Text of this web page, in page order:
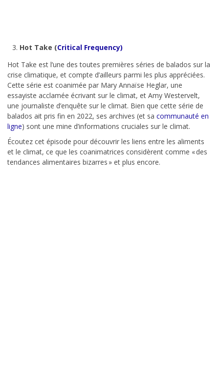
Hot Take (Critical Frequency)
Hot Take est l’une des toutes premières séries de balados sur la
crise climatique, et compte d’ailleurs parmi les plus appréciées.
Cette série est coanimée par Mary Annaïse Heglar, une
essayiste acclamée écrivant sur le climat, et Amy Westervelt,
une journaliste d’enquête sur le climat. Bien que cette série de
balados ait pris fin en 2022, ses archives (et sa communauté en
ligne) sont une mine d’informations cruciales sur le climat.
Écoutez cet épisode pour découvrir les liens entre les aliments
et le climat, ce que les coanimatrices considèrent comme « des
tendances alimentaires bizarres » et plus encore.